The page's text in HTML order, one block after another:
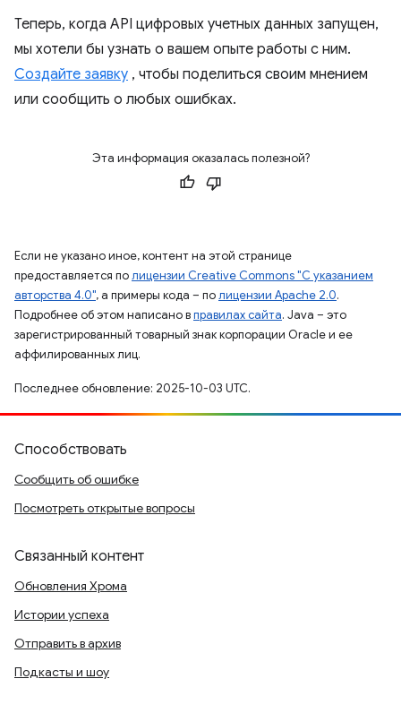
Теперь, когда API цифровых учетных данных запущен,
мы хотели бы узнать о вашем опыте работы с ним.
Создайте заявку , чтобы поделиться своим мнением
или сообщить о любых ошибках.
Эта информация оказалась полезной?
Если не указано иное, контент на этой странице
предоставляется полицензии Creative Commons "С указанием
авторства 4.0", а примеры кода – полицензии Apache 2.0.
Подробнее об этом написано вправилах сайта. Java – это
зарегистрированный товарный знак корпорации Oracle и ее
аффилированных лиц.
Последнее обновление: 2025-10-03 UTC.
Способствовать
Сообщить об ошибке
Посмотреть открытые вопросы
Связанный контент
Обновления Хрома
Истории успеха
Отправить в архив
Подкасты и шоу